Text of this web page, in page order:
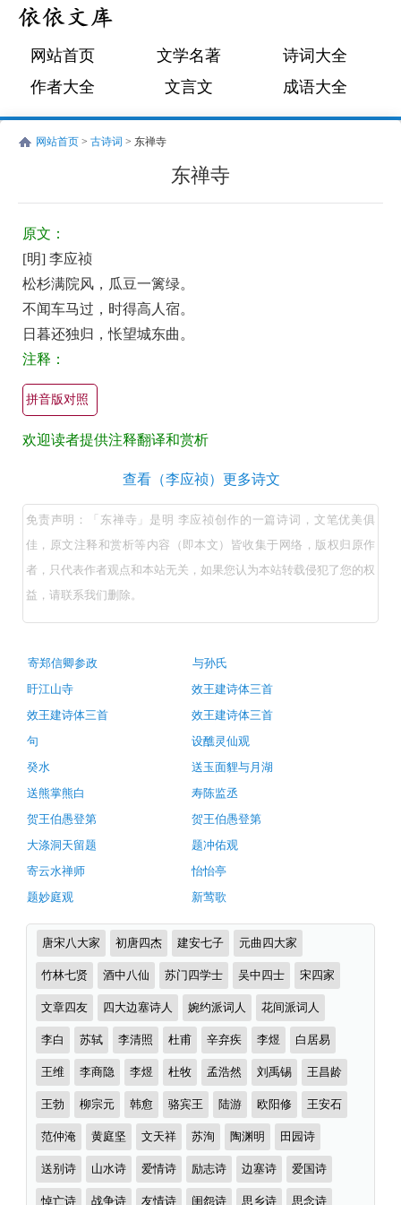
网站首页 文学名著
诗词大全
作者大全
文言文 成语大全
网站首页 > 古诗词 > 东禅寺
东禅寺
明
李
应
祯
古
诗
词:
东
禅
寺
原
文
翻
译
文
注
释
译
文
著
赏
析
原文：
[明] 李应祯
松杉满院风，瓜豆一篱绿。
不闻车马过，时得高人宿。
日暮还独归，怅望城东曲。
注释：
拼音版对照
欢迎读者提供注释翻译和赏析
禅
寺
（明
李
应
原
文
赏
析
（完）-
古
诗
查看（李应祯）更多诗文
免责声明：「东禅寺」是明 李应祯创作的一篇诗词，文笔优美俱
佳，原文注释和赏析等内容（即本文）皆收集于网络，版权归原作
者，只代表作者观点和本站无关，如果您认为本站转载侵犯了您的权
益，请联系我们删除。
古
词
荐
寄郑信卿参政
与孙氏
盱江山寺
效王建诗体三首
效王建诗体三首
效王建诗体三首
句
设醮灵仙观
癸水
送玉面貍与月湖
送熊掌熊白
寿陈监丞
贺王伯愚登第
贺王伯愚登第
大涤洞天留题
题冲佑观
寄云水禅师
怡怡亭
题妙庭观
新莺歌
诗
词
分
类
唐宋八大家 初唐四杰 建安七子 元曲四大家
竹林七贤 酒中八仙 苏门四学士 吴中四士 宋四家
文章四友 四大边塞诗人 婉约派词人 花间派词人
李白 苏轼 李清照 杜甫 辛弃疾 李煜 白居易
王维 李商隐 李煜 杜牧 孟浩然 刘禹锡 王昌龄
王勃 柳宗元 韩愈 骆宾王 陆游 欧阳修 王安石
范仲淹 黄庭坚 文天祥 苏洵 陶渊明 田园诗
送别诗 山水诗 爱情诗 励志诗 边塞诗 爱国诗
悼亡诗 战争诗 友情诗 闺怨诗 思乡诗 思念诗